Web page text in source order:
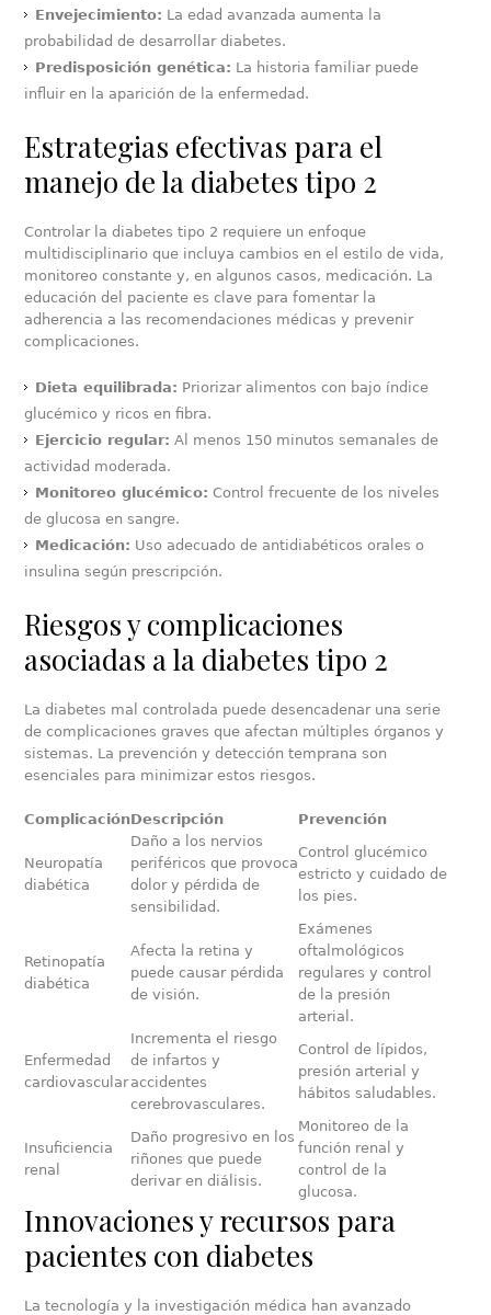
Envejecimiento: La edad avanzada aumenta la
probabilidad de desarrollar diabetes.
Predisposición genética: La historia familiar puede
influir en la aparición de la enfermedad.
Estrategias efectivas para el
manejo de la diabetes tipo 2
Controlar la diabetes tipo 2 requiere un enfoque
multidisciplinario que incluya cambios en el estilo de vida,
monitoreo constante y, en algunos casos, medicación. La
educación del paciente es clave para fomentar la
adherencia a las recomendaciones médicas y prevenir
complicaciones.
Dieta equilibrada: Priorizar alimentos con bajo índice
glucémico y ricos en fibra.
Ejercicio regular: Al menos 150 minutos semanales de
actividad moderada.
Monitoreo glucémico: Control frecuente de los niveles
de glucosa en sangre.
Medicación: Uso adecuado de antidiabéticos orales o
insulina según prescripción.
Riesgos y complicaciones
asociadas a la diabetes tipo 2
La diabetes mal controlada puede desencadenar una serie
de complicaciones graves que afectan múltiples órganos y
sistemas. La prevención y detección temprana son
esenciales para minimizar estos riesgos.
ComplicaciónDescripción Prevención
Neuropatía
diabética
Daño a los nervios
periféricos que provoca
dolor y pérdida de
sensibilidad.
Control glucémico
estricto y cuidado de
los pies.
Retinopatía
diabética
Afecta la retina y
puede causar pérdida
de visión.
Exámenes
oftalmológicos
regulares y control
de la presión
arterial.
Enfermedad
cardiovascular
Incrementa el riesgo
de infartos y
accidentes
cerebrovasculares.
Control de lípidos,
presión arterial y
hábitos saludables.
Insuficiencia
renal
Daño progresivo en los
riñones que puede
derivar en diálisis.
Monitoreo de la
función renal y
control de la
glucosa.
Innovaciones y recursos para
pacientes con diabetes
La tecnología y la investigación médica han avanzado